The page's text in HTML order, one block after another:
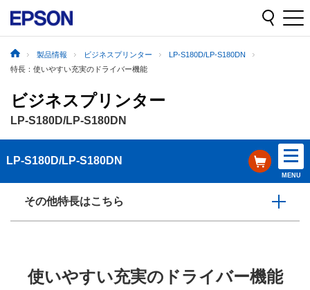
製品情報 ビジネスプリンター
LP-S180D/LP-S180DN
特長：使いやすい充実のドライバー機能
ビジネスプリンター
LP-S180D/LP-S180DN
LP-S180D/LP-S180DN
MENU
その他特長はこちら
使いやすい充実のドライバー機能